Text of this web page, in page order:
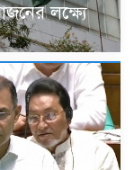
লক্ষ্যে